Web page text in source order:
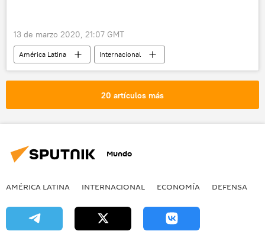
13 de marzo 2020, 21:07 GMT
América Latina
Internacional
Ecuador
coronavirus
20 artículos más
Mundo
AMÉRICA LATINA INTERNACIONAL ECONOMÍA DEFENSA